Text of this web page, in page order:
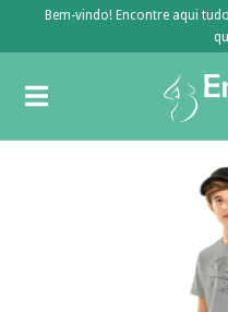
Bem-vindo! Encontre aqui